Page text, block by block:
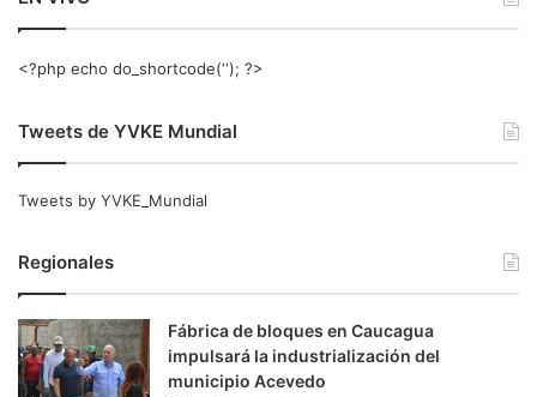
<?php echo do_shortcode(‘‘); ?>
Tweets de YVKE Mundial
Tweets by YVKE_Mundial
Regionales
Fábrica de bloques en Caucagua
impulsará la industrialización del
municipio Acevedo